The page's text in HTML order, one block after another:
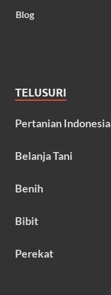
Blog
TELUSURI
Pertanian Indonesia
Belanja Tani
Benih
Bibit
Perekat